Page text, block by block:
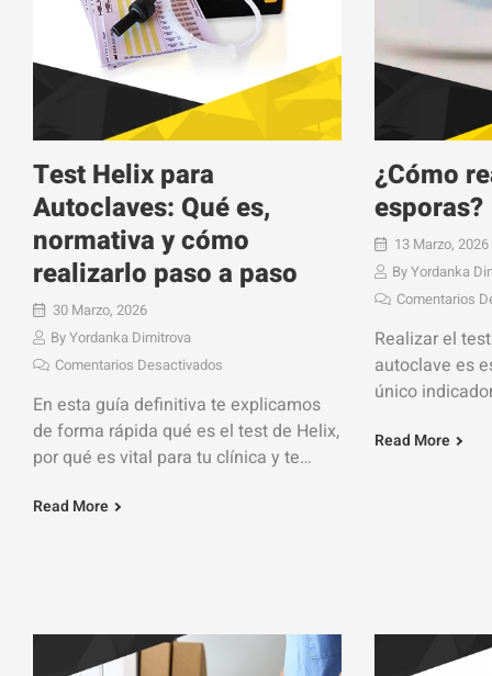
Test Helix para
Autoclaves: Qué es,
normativa y cómo
realizarlo paso a paso
30 Marzo, 2026
ByYordanka Dimitrova
Comentarios Desactivados
En esta guía definitiva te explicamos
de forma rápida qué es el test de Helix,
por qué es vital para tu clínica y te
Read More
¿Cómo
esporas?
13 Marzo, 2026
ByYordanka
Comentarios
Realizar el
autoclave es
único
esterilización
Read More